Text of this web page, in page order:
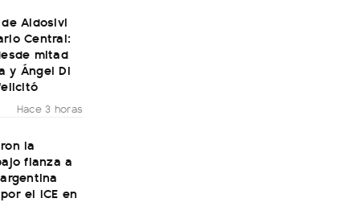
Aldosivi
Central:
mitad
y Ángel Di
Hace 3 horas
la
fianza a
el ICE en